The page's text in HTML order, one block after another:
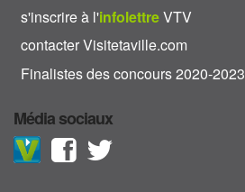
s'inscrire à l'infolettreVTV
contacter Visitetaville.com
Finalistes des concours 2020-2023
Média sociaux